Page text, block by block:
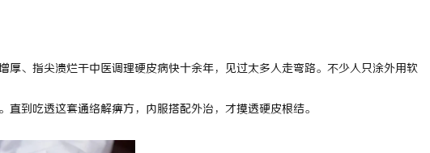
厚、指尖溃烂干中医调理硬皮病快十余年，见过太多人走弯路。不少人只涂外用软
到吃透这套通络解痹方，内服搭配外治，才摸透硬皮根结。